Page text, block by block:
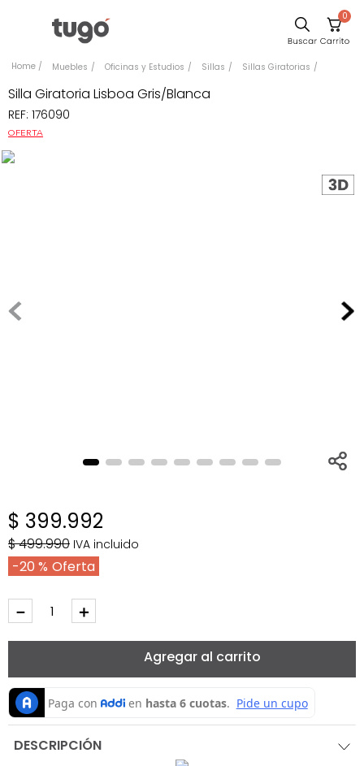
0
Muebles Oficinas y Estudios Sillas Sillas Giratorias
Silla Giratoria Lisboa Gris/Blanca
REF: 176090
OFERTA
$ 399.992
$499.990 IVA incluido
20 %
＋
－
Agregar al carrito
DESCRIPCIÓN
Comedor
Silla